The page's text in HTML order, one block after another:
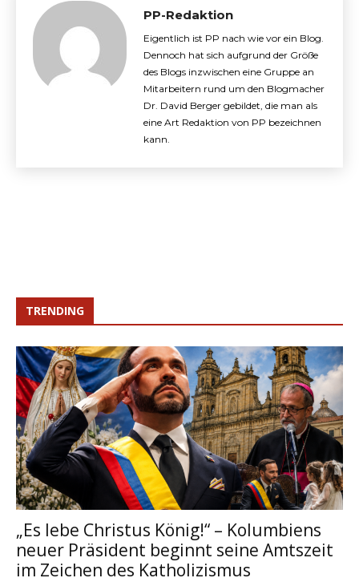
PP-Redaktion
Eigentlich ist PP nach wie vor ein Blog.
Dennoch hat sich aufgrund der Größe
des Blogs inzwischen eine Gruppe an
Mitarbeitern rund um den Blogmacher
Dr. David Berger gebildet, die man als
eine Art Redaktion von PP bezeichnen
kann.
TRENDING
„Es lebe Christus König!“ – Kolumbiens
neuer Präsident beginnt seine Amtszeit
im Zeichen des Katholizismus